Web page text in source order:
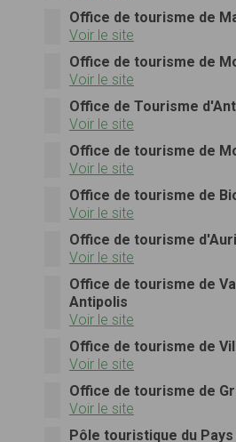
Office de tourisme de
Voir le site
Office de tourisme de
Voir le site
Office de Tourisme
Voir le site
Office de tourisme de
Voir le site
Office de tourisme de
Voir le site
Office de tourisme
Voir le site
Office de tourisme de
Antipolis
Voir le site
Office de tourisme de
Voir le site
Office de tourisme de
Voir le site
Pôle touristique du